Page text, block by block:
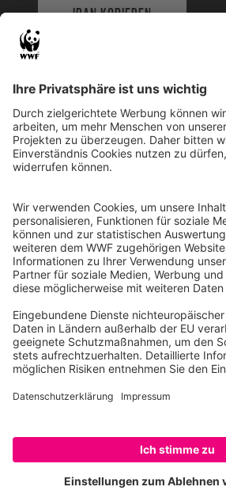
IBAN KOPIEREN
WWF Deutschland
Reinhardtstr. 18
10117 Berlin
Ihre Spende kann steuerlich geltend
Registriert als Stiftung WWF Deutschland,
Justiz Berlin, Az: 3416/976/2
Umsatzsteuer-Identifikationsnummer: DE
Freistellungsbescheid: Als gemeinnützige
von der Körperschaftssteuer gem. §5 I 9
Steuernummer 27/641/09321